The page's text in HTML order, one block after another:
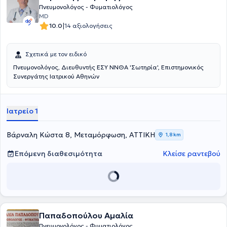
Πνευμονολόγος - Φυματιολόγος
MD
10.0|14 αξιολογήσεις
Σχετικά με τον ειδικό
Πνευμονολόγος, Διευθυντής ΕΣΥ ΝΝΘΑ 'Σωτηρία', Επιστημονικός
Συνεργάτης Ιατρικού Αθηνών
Ιατρείο 1
Βάρναλη Κώστα 8, Μεταμόρφωση, ΑΤΤΙΚΗ 1,8 km
Επόμενη διαθεσιμότητα Κλείσε ραντεβού
Παπαδοπούλου Αμαλία